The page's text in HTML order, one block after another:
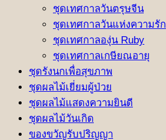
ชุดเทศกาลวันตรุษจีน
ชุดเทศกาลวันแห่งความรัก
ชุดเทศกาลองุ่น Ruby
ชุดเทศกาลเกษียณอายุ
ชุดรังนกเพื่อสุขภาพ
ชุดผลไม้เยี่ยมผู้ป่วย
ชุดผลไม้แสดงความยินดี
ชุดผลไม้วันเกิด
ของขวัญรับปริญญา